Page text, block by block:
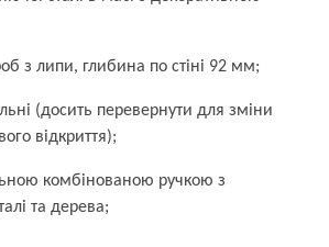
з липи, глибина по стіні 92 мм;
(досить перевернути для зміни
відкриття);
комбінованою ручкою з
та дерева;